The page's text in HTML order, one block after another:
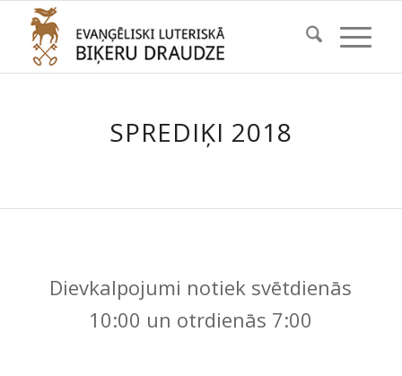
SPREDIĶI 2018
Dievkalpojumi notiek svētdienās
10:00 un otrdienās 7:00